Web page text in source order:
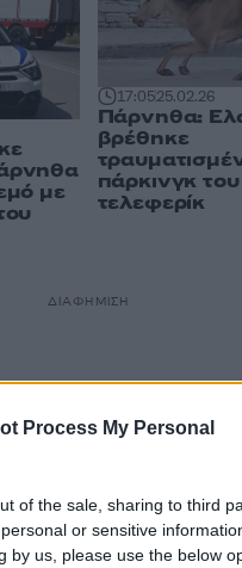
Process My Personal
of the sale, sharing to third
or sensitive
by us, please use the below
με
17:0525.02.26
Πάρνηθα:
βρέθηκε
πάρκινγκ του
τελεφερίκ
ΔΙΑΦΗΜΙΣΗ